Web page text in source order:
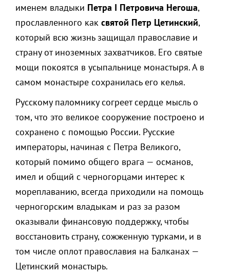
именем владыки Петра I Петровича Негоша,
прославленного как святой Петр Цетинский,
который всю жизнь защищал православие и
страну от иноземных захватчиков. Его святые
мощи покоятся в усыпальнице монастыря. А в
самом монастыре сохранилась его келья.
Русскому паломнику согреет сердце мысль о
том, что это великое сооружение построено и
сохранено с помощью России. Русские
императоры, начиная с Петра Великого,
который помимо общего врага — османов,
имел и общий с черногорцами интерес к
мореплаванию, всегда приходили на помощь
черногорским владыкам и раз за разом
оказывали финансовую поддержку, чтобы
восстановить страну, сожженную турками, и в
том числе оплот православия на Балканах —
Цетинский монастырь.